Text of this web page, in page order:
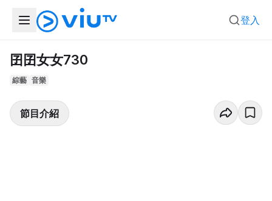
登入
囝囝女女730
綜藝 音樂
節目介紹